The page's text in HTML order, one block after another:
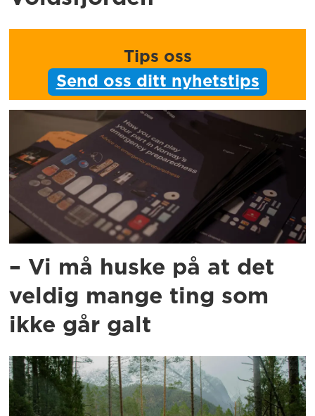
Tips oss
Send oss ditt nyhetstips
– Vi må huske på at det
veldig mange ting som
ikke går galt